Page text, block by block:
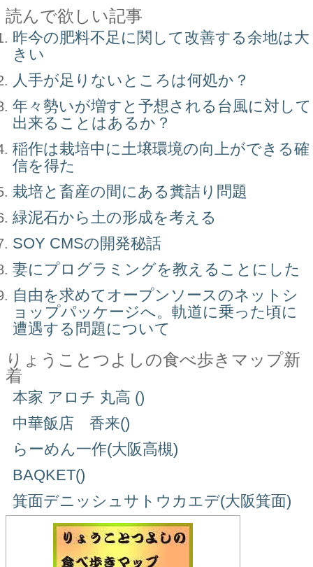
読んで欲しい記事
昨今の肥料不足に関して改善する余地は大
きい
人手が足りないところは何処か？
年々勢いが増すと予想される台風に対して
出来ることはあるか？
稲作は栽培中に土壌環境の向上ができる確
信を得た
栽培と畜産の間にある糞詰り問題
緑泥石から土の形成を考える
SOY CMSの開発秘話
妻にプログラミングを教えることにした
自由を求めてオープンソースのネットシ
ョップパッケージへ。軌道に乗った頃に
遭遇する問題について
りょうことつよしの食べ歩きマップ新
着
本家 アロチ 丸高 ()
中華飯店 香来()
らーめん一作(大阪高槻)
BAQKET()
箕面デニッシュサトウカエデ(大阪箕面)